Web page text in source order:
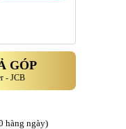
GÓP
- JCB
hàng ngày)